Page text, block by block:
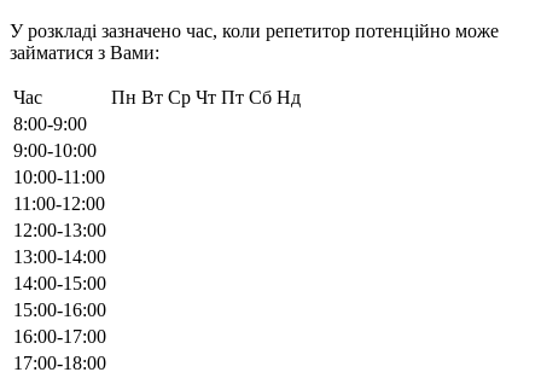
У розкладі зазначено час, коли репетитор потенційно може
займатися з Вами:
Час Пн Вт Ср Чт Пт Сб Нд
8:00-9:00
9:00-10:00
10:00-11:00
11:00-12:00
12:00-13:00
13:00-14:00
14:00-15:00
15:00-16:00
16:00-17:00
17:00-18:00